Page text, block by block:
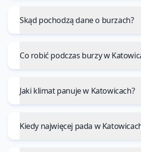
Skąd pochodzą dane o burzach?
Co robić podczas burzy w
Jaki klimat panuje w Katowicach?
Kiedy najwięcej pada w